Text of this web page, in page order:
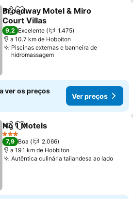
PartilharAdicionar aos favoritos
Broadway Motel & Miro
Court Villas
Ver preços
9,2 Excelente
1.475
a 10.7 km de Hobbiton
Piscinas externas e banheira de
hidromassagem
ver os preços
Ver preços
PartilharAdicionar aos favoritos
No 1 Motels
3 Estrelas
7,9 Boa
2.066
a 19.1 km de Hobbiton
Autêntica culinária tailandesa ao ladoVer